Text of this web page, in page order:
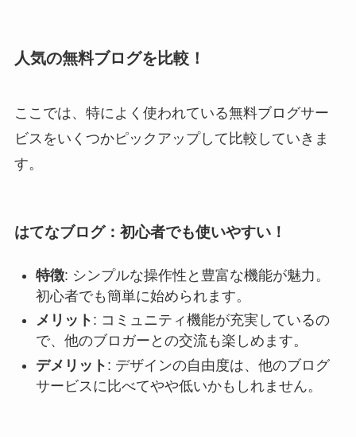
人気の無料ブログを比較！
ここでは、特によく使われている無料ブログサー
ビスをいくつかピックアップして比較していきま
す。
はてなブログ：初心者でも使いやすい！
特徴: シンプルな操作性と豊富な機能が魅力。
初心者でも簡単に始められます。
メリット : コミュニティ機能が充実しているの
で、他のブロガーとの交流も楽しめます。
デメリット : デザインの自由度は、他のブログ
サービスに比べてやや低いかもしれません。